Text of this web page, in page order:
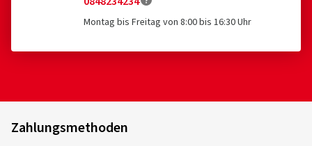
Montag bis Freitag von 8:00 bis 16:30 Uhr
Zahlungsmethoden